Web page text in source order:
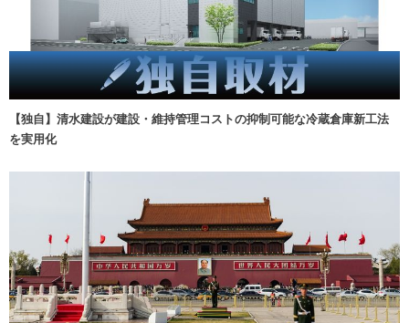
【独自】清水建設が建設・維持管理コストの抑制可能な冷蔵倉庫新工法
を実用化